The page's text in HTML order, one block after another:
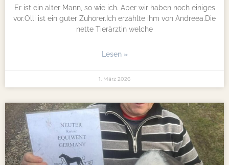
Er ist ein alter Mann, so wie ich. Aber wir haben noch einiges
vor.Olli ist ein guter Zuhörer.Ich erzählte ihm von Andreea.Die
nette Tierärztin welche
Lesen »
1. März 2026